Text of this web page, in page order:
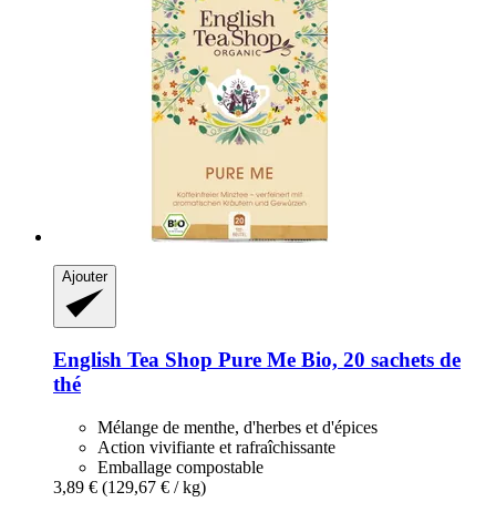
Ajouter
English Tea Shop Pure Me Bio, 20 sachets de
thé
Mélange de menthe, d'herbes et d'épices
Action vivifiante et rafraîchissante
Emballage compostable
3,89 € (129,67 € / kg)